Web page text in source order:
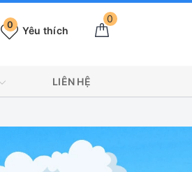
0
Yêu thích
0
LIÊN HỆ